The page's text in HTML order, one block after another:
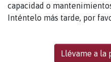
capacidad o
Inténtelo más tarde, por
Llévame a la